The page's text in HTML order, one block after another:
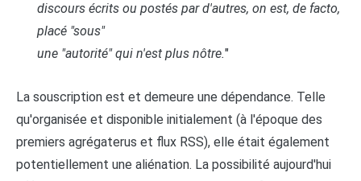
discours écrits ou postés par d'autres, on est, de facto,
placé "sous"
une "autorité" qui n'est plus nôtre."
La souscription est et demeure une dépendance. Telle
qu'organisée et disponible initialement (à l'époque des
premiers agrégaterus et flux RSS), elle était également
potentiellement une aliénation. La possibilité aujourd'hui